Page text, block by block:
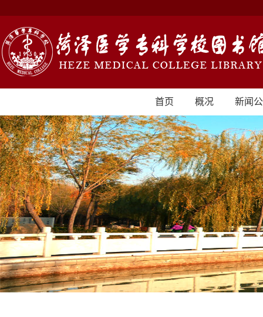
首页 概况 新闻